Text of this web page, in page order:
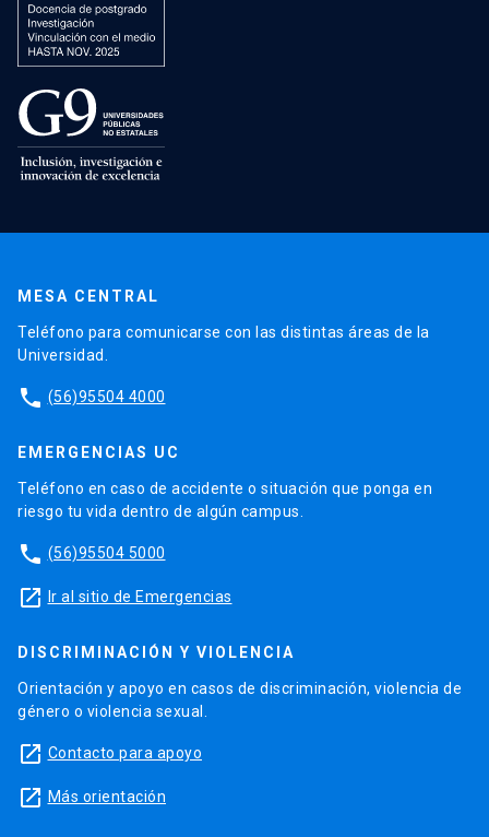
MESA CENTRAL
Teléfono para comunicarse con las distintas áreas de la
Universidad.
phone (56)95504 4000
EMERGENCIAS UC
Teléfono en caso de accidente o situación que ponga en
riesgo tu vida dentro de algún campus.
phone (56)95504 5000
launch Ir al sitio de Emergencias
DISCRIMINACIÓN Y VIOLENCIA
Orientación y apoyo en casos de discriminación, violencia de
género o violencia sexual.
launch Contacto para apoyo
launch Más orientación